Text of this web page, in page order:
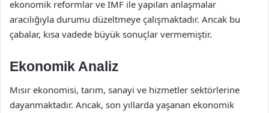
ekonomik reformlar ve IMF ile yapılan anlaşmalar
aracılığıyla durumu düzeltmeye çalışmaktadır. Ancak bu
çabalar, kısa vadede büyük sonuçlar vermemiştir.
Ekonomik Analiz
Mısır ekonomisi, tarım, sanayi ve hizmetler sektörlerine
dayanmaktadır. Ancak, son yıllarda yaşanan ekonomik